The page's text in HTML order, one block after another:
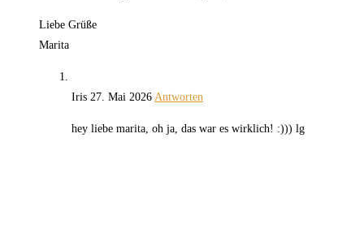
Liebe Grüße
Marita
Iris 27. Mai 2026 Antworten
hey liebe marita, oh ja, das war es wirklich! :))) lg